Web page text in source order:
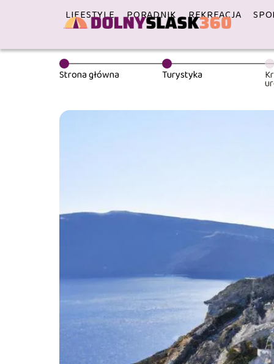
LIFESTYLE PORADNIK REKREACJA
Strona główna Turystyka